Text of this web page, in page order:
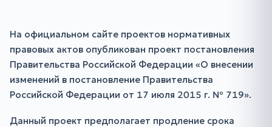
На официальном сайте проектов нормативных
правовых актов опубликован проект постановления
Правительства Российской Федерации «О внесении
изменений в постановление Правительства
Российской Федерации от 17 июля 2015 г. № 719».
Данный проект предполагает продление срока